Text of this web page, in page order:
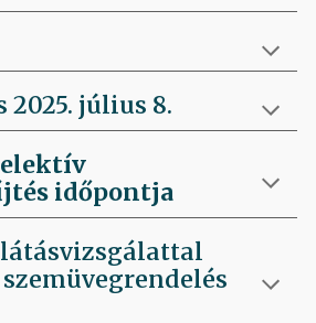
július 8.
időpontja